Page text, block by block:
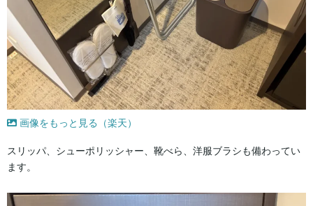
画像をもっと見る（楽天）
スリッパ、シューポリッシャー、靴べら、洋服ブラシも備わってい
ます。